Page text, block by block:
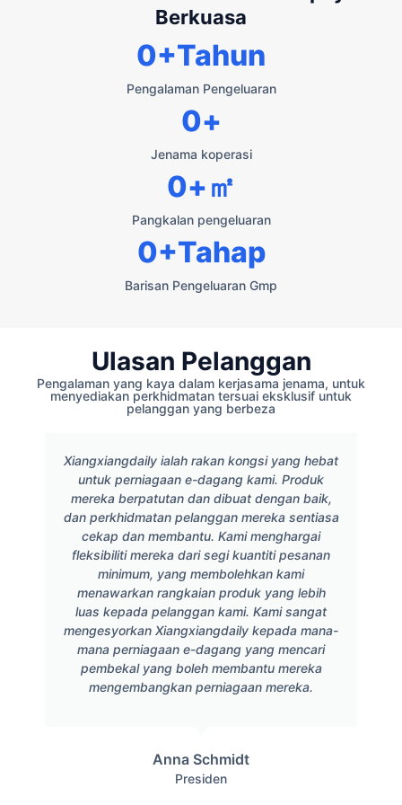
Berkuasa
Pengalaman Pengeluaran
0+Tahun
Jenama koperasi
0+
Pangkalan pengeluaran
0+㎡
Barisan Pengeluaran Gmp
0+Tahap
Ulasan Pelanggan
Pengalaman yang kaya dalam kerjasama jenama, untuk
menyediakan perkhidmatan tersuai eksklusif untuk
pelanggan yang berbeza
Xiangxiangdaily ialah rakan kongsi yang hebat
untuk perniagaan e-dagang kami. Produk
mereka berpatutan dan dibuat dengan baik,
dan perkhidmatan pelanggan mereka sentiasa
cekap dan membantu. Kami menghargai
fleksibiliti mereka dari segi kuantiti pesanan
minimum, yang membolehkan kami
menawarkan rangkaian produk yang lebih
luas kepada pelanggan kami. Kami sangat
mengesyorkan Xiangxiangdaily kepada mana-
mana perniagaan e-dagang yang mencari
pembekal yang boleh membantu mereka
mengembangkan perniagaan mereka.
Anna Schmidt
Presiden